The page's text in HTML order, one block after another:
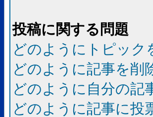
投稿に関する問題
どのようにトピック
どのように記事を削
どのように自分の記
どのように記事に投